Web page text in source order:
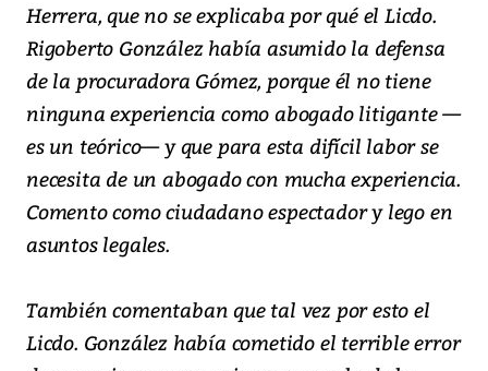
Herrera, que no se explicaba por qué el Licdo.
Rigoberto González había asumido la defensa
de la procuradora Gómez, porque él no tiene
ninguna experiencia como abogado litigante —
es un teórico— y que para esta difícil labor se
necesita de un abogado con mucha experiencia.
Comento como ciudadano espectador y lego en
asuntos legales.
También comentaban que tal vez por esto el
Licdo. González había cometido el terrible error